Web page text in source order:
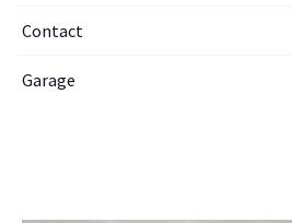
Contact
Garage